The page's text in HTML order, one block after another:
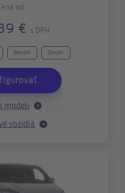
od
€ s DPH
Benzín Diesel
modeli
vozidlá